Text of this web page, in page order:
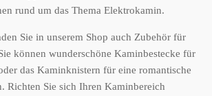
rund um das Thema Elektrokamin.
Sie in unserem Shop auch Zubehör für
können wunderschöne Kaminbestecke für
das Kaminknistern für eine romantische
Richten Sie sich Ihren Kaminbereich